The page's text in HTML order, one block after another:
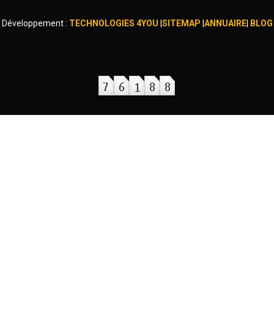
Développement : TECHNOLOGIES 4YOU SITEMAP ANNUAIRE| BLOG